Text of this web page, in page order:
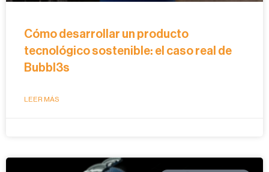
Cómo desarrollar un producto
tecnológico sostenible: el caso real de
Bubbl3s
LEER MÁS